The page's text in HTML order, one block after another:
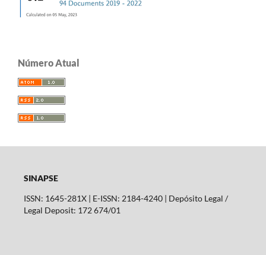
Número Atual
SINAPSE
ISSN: 1645-281X | E-ISSN: 2184-4240 | Depósito Legal /
Legal Deposit: 172 674/01